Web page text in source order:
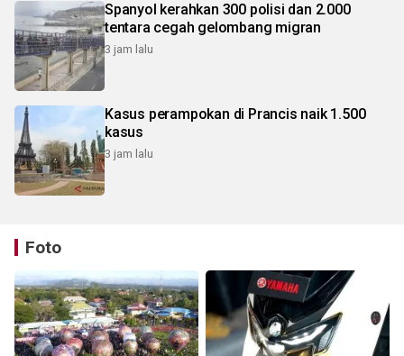
Spanyol kerahkan 300 polisi dan 2.000
tentara cegah gelombang migran
3 jam lalu
Kasus perampokan di Prancis naik 1.500
kasus
3 jam lalu
Foto